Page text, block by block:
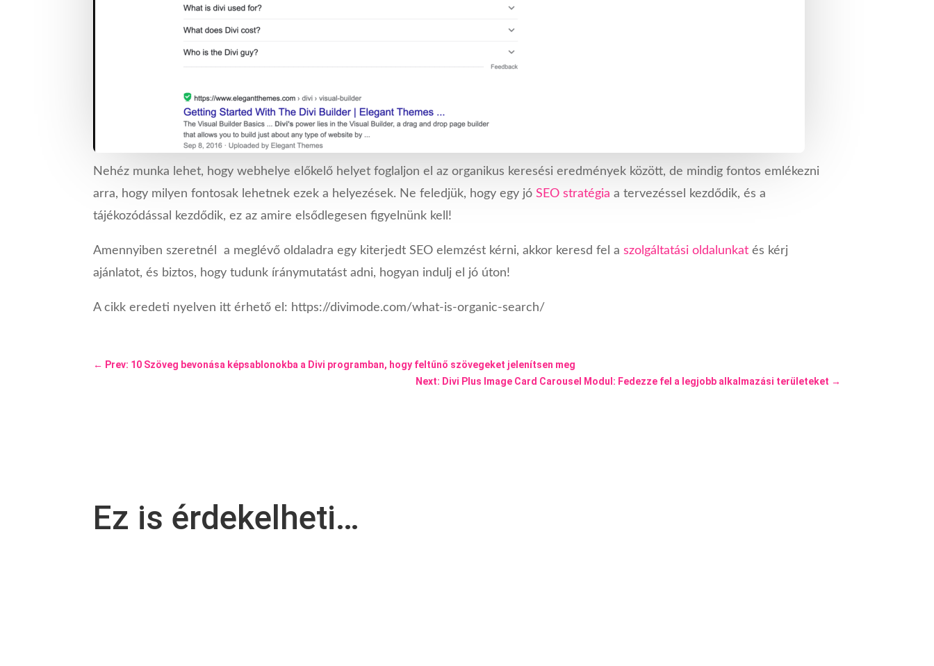
Nehéz munka lehet, hogy webhelye előkelő helyet foglaljon el az organikus keresési eredmények között, de mindig fontos emlékezni
arra, hogy milyen fontosak lehetnek ezek a helyezések. Ne feledjük, hogy egy jóSEO stratégia a tervezéssel kezdődik, és a
tájékozódással kezdődik, ez az amire elsődlegesen figyelnünk kell!
Amennyiben szeretnél a meglévő oldaladra egy kiterjedt SEO elemzést kérni, akkor keresd fel aszolgáltatási oldalunkat és kérj
ajánlatot, és biztos, hogy tudunk íránymutatást adni, hogyan indulj el jó úton!
A cikk eredeti nyelven itt érhető el: https://divimode.com/what-is-organic-search/
← Prev: 10 Szöveg bevonása képsablonokba a Divi programban, hogy feltűnő szövegeket jelenítsen meg
Next: Divi Plus Image Card Carousel Modul: Fedezze fel a legjobb alkalmazási területeket →
Ez is érdekelheti…